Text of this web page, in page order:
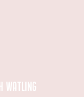
Watling